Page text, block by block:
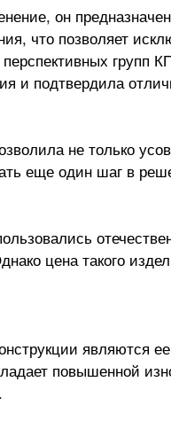
он
что позволяет
групп
и подтвердила
не только
еще один шаг в
цена такого
являются
повышенной